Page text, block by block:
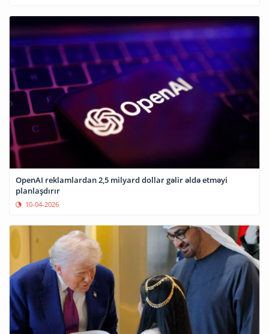
OpenAI reklamlardan 2,5 milyard dollar gəlir əldə etməyi
planlaşdırır
10-04-2026